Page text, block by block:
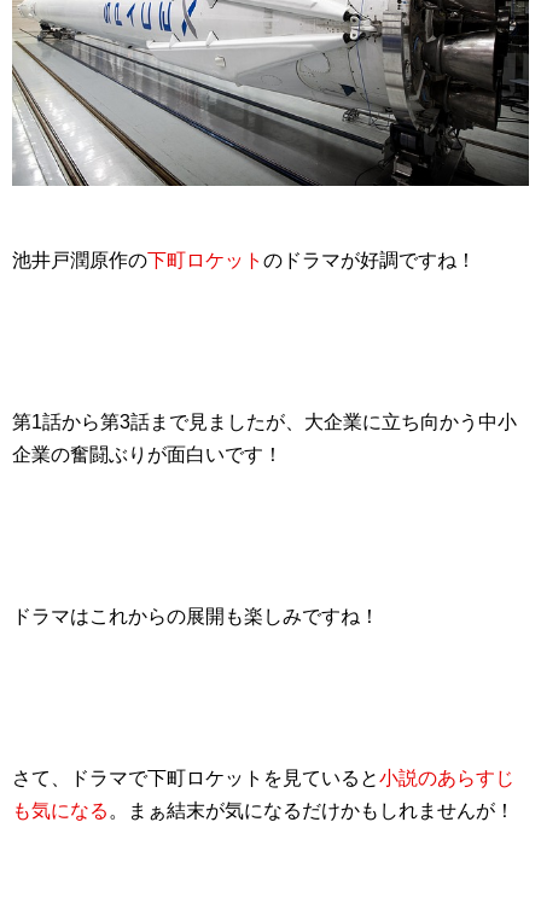
池井戸潤原作の下町ロケット のドラマが好調ですね！
第1話から第3話まで見ましたが、大企業に立ち向かう中小
企業の奮闘ぶりが面白いです！
ドラマはこれからの展開も楽しみですね！
さて、ドラマで下町ロケットを見ていると小説のあらすじ
も気になる 。まぁ結末が気になるだけかもしれませんが！